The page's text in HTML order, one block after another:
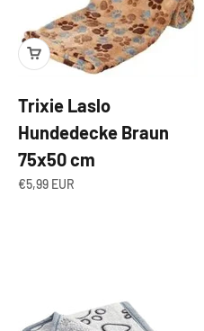
Trixie Laslo
Hundedecke Braun
75x50 cm
Angebot
€5,99 EUR